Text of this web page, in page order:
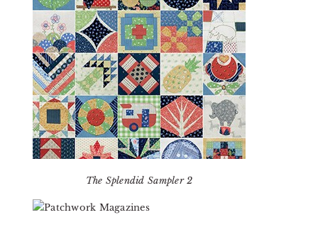
The Splendid Sampler 2